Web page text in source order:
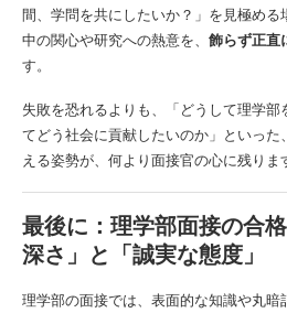
間、学問を共にしたいか？」を見極め
中の関心や研究への熱意を、 飾らず正直
す。
失敗を恐れるよりも、「どうして理学
てどう社会に貢献したいのか」といっ
える姿勢が、何より面接官の心に残りま
最後に：理学部面接の合
深さ」と「誠実な態度」
理学部の面接では、表面的な知識や丸暗